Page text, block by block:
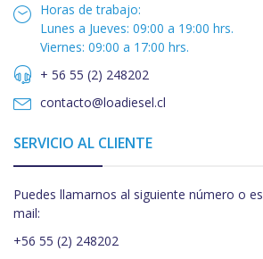
Horas de trabajo:
Lunes a Jueves: 09:00 a 19:00 hrs.
Viernes: 09:00 a 17:00 hrs.
+ 56 55 (2) 248202
contacto@loadiesel.cl
SERVICIO AL CLIENTE
Puedes llamarnos al siguiente número o
mail:
+56 55 (2) 248202